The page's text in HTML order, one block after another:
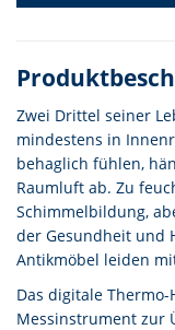
Zwei Drittel seiner
mindestens in
behaglich fühlen,
Raumluft ab. Zu
Schimmelbildung,
der Gesundheit und
Antikmöbel leiden
Das digitale
Messinstrument zur